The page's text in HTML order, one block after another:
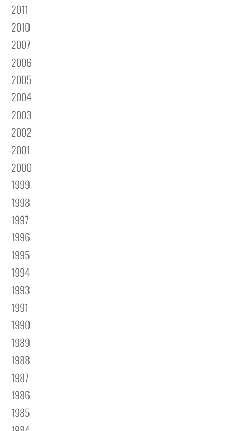
2011
2010
2007
2006
2005
2004
2003
2002
2001
2000
1999
1998
1997
1996
1995
1994
1993
1991
1990
1989
1988
1987
1986
1985